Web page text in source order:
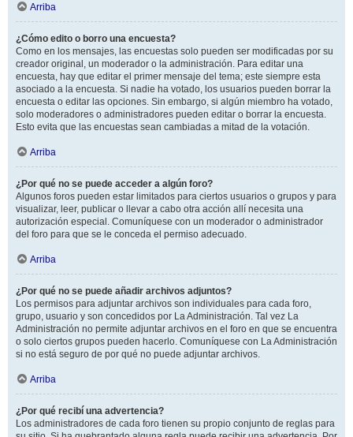
Arriba
¿Cómo edito o borro una encuesta?
Como en los mensajes, las encuestas solo pueden ser modificadas por su
creador original, un moderador o la administración. Para editar una
encuesta, hay que editar el primer mensaje del tema; este siempre esta
asociado a la encuesta. Si nadie ha votado, los usuarios pueden borrar la
encuesta o editar las opciones. Sin embargo, si algún miembro ha votado,
solo moderadores o administradores pueden editar o borrar la encuesta.
Esto evita que las encuestas sean cambiadas a mitad de la votación.
Arriba
¿Por qué no se puede acceder a algún foro?
Algunos foros pueden estar limitados para ciertos usuarios o grupos y para
visualizar, leer, publicar o llevar a cabo otra acción allí necesita una
autorización especial. Comuníquese con un moderador o administrador
del foro para que se le conceda el permiso adecuado.
Arriba
¿Por qué no se puede añadir archivos adjuntos?
Los permisos para adjuntar archivos son individuales para cada foro,
grupo, usuario y son concedidos por La Administración. Tal vez La
Administración no permite adjuntar archivos en el foro en que se encuentra
o solo ciertos grupos pueden hacerlo. Comuníquese con La Administración
si no está seguro de por qué no puede adjuntar archivos.
Arriba
¿Por qué recibí una advertencia?
Los administradores de cada foro tienen su propio conjunto de reglas para